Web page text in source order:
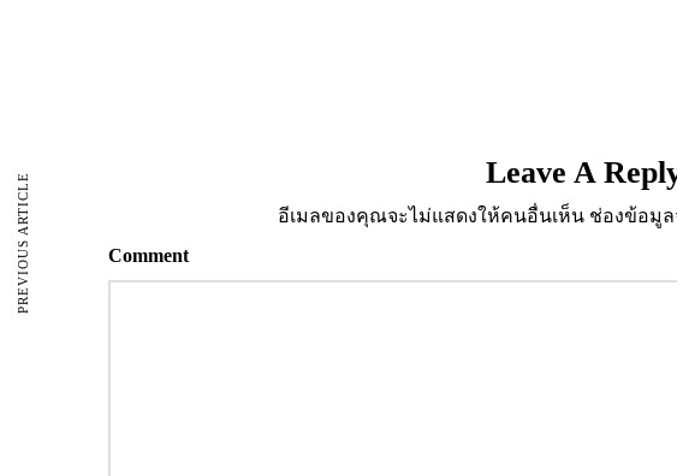
Leave A
อีเมลของคุณจะไม่แสดงให้คนอื่นเห็น ช่องข้อมูล
Comment
PREVIOUS ARTICLE